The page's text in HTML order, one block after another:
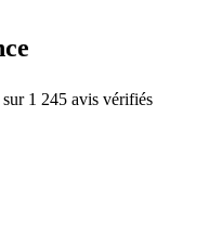
sur 1 245 avis vérifiés